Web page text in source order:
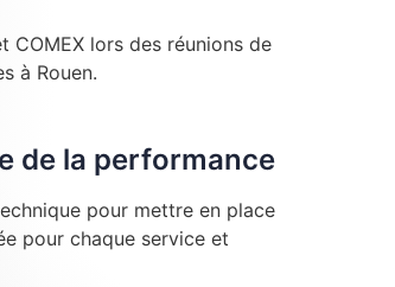
COMEX lors des réunions de
à Rouen.
de la performance
pour mettre en place
pour chaque service et